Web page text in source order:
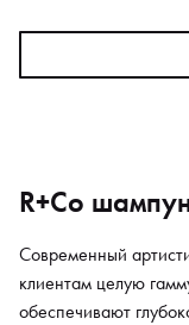
R+Co
Современный
клиентам целую
обеспечивают